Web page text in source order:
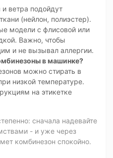
ветра подойдут
(нейлон, полиэстер).
модели с флисовой или
Важно, чтобы
и не вызывал аллергии.
в машинке?
можно стирать в
низкой температуре.
на этикетке
сначала надевайте
- и уже через
комбинезон спокойно.